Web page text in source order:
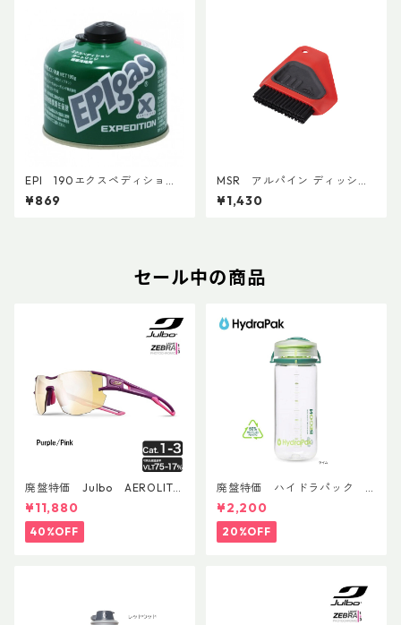
EPI 190エクスペディション
カートリッジ
¥869
MSR アルパイン ディッシュ
ブラシ／スクレイパー
¥1,430
セール中の商品
廃盤特価 Julbo AEROLITE
AsianFit
¥11,880
40%OFF
廃盤特価 ハイドラパック
リーコン ツイスト＆シップ 50
0ml
¥2,200
20%OFF